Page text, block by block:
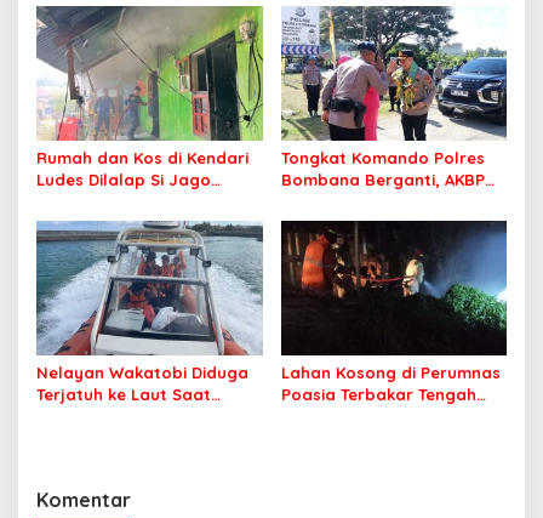
Jamaah Tetap Sehat dan
Nyaman Beribadah
Rumah dan Kos di Kendari
Ludes Dilalap Si Jago
Tongkat Komando Polres
Bombana Berganti, AKBP
Kepolisian Bombana
Nelayan Wakatobi Diduga
Terjatuh ke Laut Saat
Lahan Kosong di Perumnas
Poasia Terbakar Tengah
Komentar